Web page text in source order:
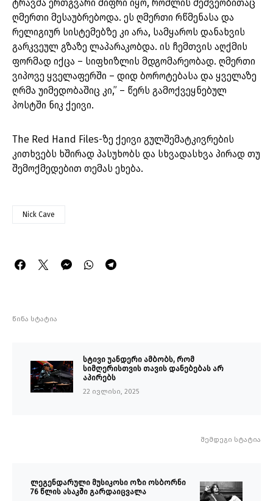
ტრავმა ერთგვარი შიფრი იყო, რომლის მეშვეობითაც
ღმერთი მესაუბრებოდა. ეს ღმერთი რწმენასა და
რელიგიურ სისტემებზე კი არა, სამყაროს დანახვის
გარკვეულ გზაზე ლაპარაკობდა. ის ჩემთვის აღქმის
ფორმად იქცა – სიფხიზლის მდგომარეობად. ღმერთი
ვიპოვე ყველაფერში – დიდ ბოროტებასა და ყველაზე
ღრმა უიმედობაშიც კი,” – წერს გამოქვეყნებულ
პოსტში ნიკ ქეივი.
The Red Hand Files-ზე ქეივი გულშემატკივრების
კითხვებს ხშირად პასუხობს და სხვადასხვა პირად თუ
შემოქმედებით თემას ეხება.
Nick Cave
წინა სტატია
სტივი უანდერი ამბობს, რომ
სიმღერისთვის თავის დანებებას არ
აპირებს
22 ივლისი, 2025
შემდეგი სტატია
ლეგენდარული მუსიკოსი ოზი ოსბორნი
76 წლის ასაკში გარდაიცვალა